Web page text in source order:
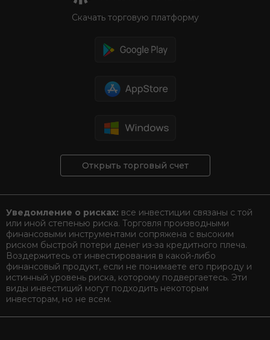
Скачать торговую платформу
Открыть торговый счет
Уведомление о рисках: все инвестиции связаны с той
или иной степенью риска. Торговля производными
финансовыми инструментами сопряжена с высоким
риском быстрой потери денег из-за кредитного плеча.
Воздержитесь от инвестирования в какой-либо
финансовый продукт, если не понимаете его природу и
истинный уровень риска, которому подвергаетесь. Эти
виды инвестиций могут подходить некоторым
инвесторам, но не всем.